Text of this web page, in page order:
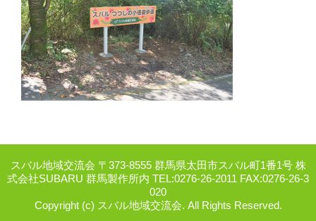
スバル地域交流会 〒373-8555 群馬県太田市スバル町1番1号 株
式会社SUBARU 群馬製作所内 TEL:0276-26-2011 FAX:0276-26-3
020
Copyright (c) スバル地域交流会. All Rights Reserved.